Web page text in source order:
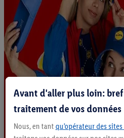
Avant d'aller plus loin:
traitement de vos données
Nous, en tant qu’opérateur des